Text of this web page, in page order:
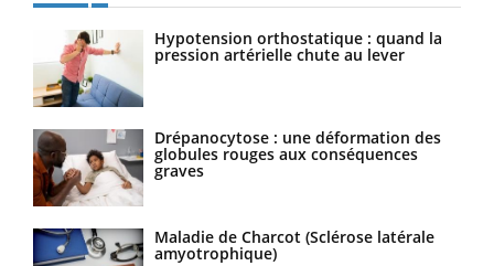
Hypotension orthostatique : quand la
pression artérielle chute au lever
Drépanocytose : une déformation des
globules rouges aux conséquences
graves
Maladie de Charcot (Sclérose latérale
amyotrophique)